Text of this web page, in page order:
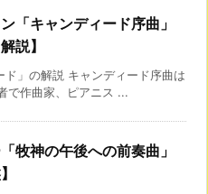
「キャンディード序曲」
説】
ド」の解説 キャンディード序曲は
で作曲家、ピアニス ...
牧神の午後への前奏曲」